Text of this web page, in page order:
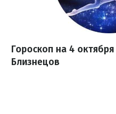
Гороскоп на 4 октября
Близнецов